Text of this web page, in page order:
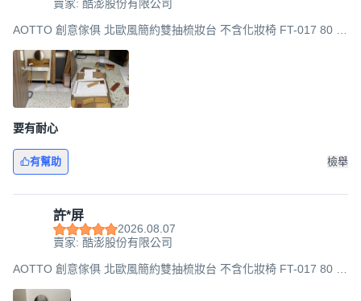
賣家: 酷澎股份有限公司
AOTTO 創意傢俱 北歐風簡約雙抽梳妝台 不含化妝椅 FT-017 80 x
要有耐心
有幫助 檢舉
許*屏
2026.08.07
賣家: 酷澎股份有限公司
AOTTO 創意傢俱 北歐風簡約雙抽梳妝台 不含化妝椅 FT-017 80 x